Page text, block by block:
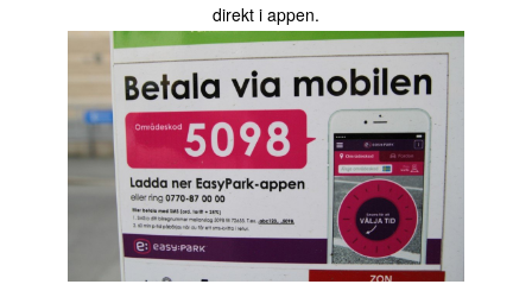
direkt i appen.